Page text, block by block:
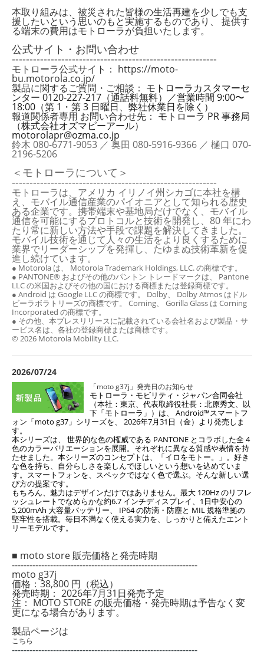
本取り組みは、被災された皆様の生活再建を少しでも支
援したいという思いのもと実施するものであり、 提供す
る端末の費用はモトローラが負担いたします。
公式サイト・お問い合わせ
----------------------------------------------------------
モトローラ公式サイト： https://moto-
bu.motorola.co.jp/
製品に関するご質問・ご相談： モトローラカスタマーセ
ンター 0120-227-217（通話料無料）／営業時間 9:00〜
18:00（第 1・第 3 日曜日、弊社休業日を除く）
報道関係者専用 お問い合わせ先： モトローラ PR 事務局
（株式会社オズマピーアール）
motorolapr@ozma.co.jp
鈴木 080-6771-9053 ／ 奥田 080-5916-9366 ／ 樋口 070-
2196-5206
＜モトローラについて＞
----------------------------------------------------------
モトローラは、アメリカ イリノイ州シカゴに本社を構
え、モバイル通信産業のパイオニアとして知られる歴史
ある企業です。携帯端末や基地局だけでなく、モバイル
通信を可能にするプロトコルと技術を開発し、80 年にわ
たり常に新しい方法や手段で課題を解決してきました。
モバイル技術を通じて人々の生活をより良くするために
業界でリーダーシップを発揮し、たゆまぬ技術革新を促
進し続けています。
● Motorola は、 Motorola Trademark Holdings, LLC. の商標です。
● PANTONE® およびその他のパントン トレードマークは、 Pantone
LLC の米国およびその他の国における商標または登録商標です。
● Android は Google LLC の商標です。 Dolby、 Dolby Atmos はドル
ビーラボラトリーズの商標です。 Corning、 Gorilla Glass は Corning
Incorporated の商標です。
● その他、本プレスリリースに記載されている会社名および製品・サ
ービス名は、各社の登録商標または商標です。
© 2026 Motorola Mobility LLC.
2026/07/24
「moto g37j」発売日のお知らせ
モトローラ・モビリティ・ジャパン合同会社
（本社：東京、代表取締役社長：北原秀文、以
下「モト ローラ」）は、 Android™スマートフ
ォン「moto g37」シリーズを、 2026年7月31日（金）より発売しま
す。
本シリーズは、 世界的な色の権威である PANTONE とコラボした全 4
色のカラーバリエーションを展開。それぞれに異なる質感や表情を持
たせました。本シリーズのコンセプトは、「イロをモトー。」。好き
な色を持ち、自分らしさを楽しんでほしいという想いを込めていま
す。スマートフォンを、スペックではなく色で選ぶ。そんな新しい選
び方の提案です。
もちろん、魅力はデザインだけではありません。最大 120Hz のリフレ
ッシュレートでなめらかな約6.7 インチディスプレイ、1日中安心の
5,200mAh 大容量バッテリー、 IP64 の防滴・防塵と MIL 規格準拠の
堅牢性を搭載。毎日不満なく使える実力を、しっかりと備えたエント
リーモデルです。
■ moto store 販売価格と発売時期
---------------------------------------------------------------
moto g37j
価格：38,800 円（税込）
発売時期： 2026年7月31日発売予定
注： MOTO STORE の販売価格・発売時期は予告なく変
更になる場合があります。
製品ページは
こちら
---------------------------------------------------------------